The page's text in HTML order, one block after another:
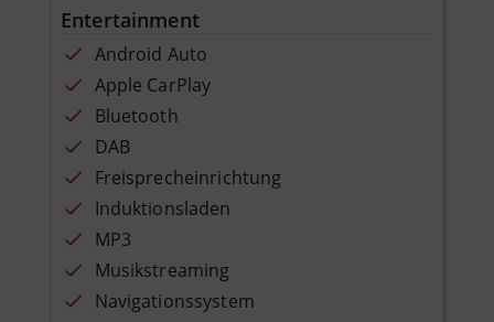
Entertainment
Android Auto
Apple CarPlay
Bluetooth
DAB
Freisprecheinrichtung
Induktionsladen
MP3
Musikstreaming
Navigationssystem